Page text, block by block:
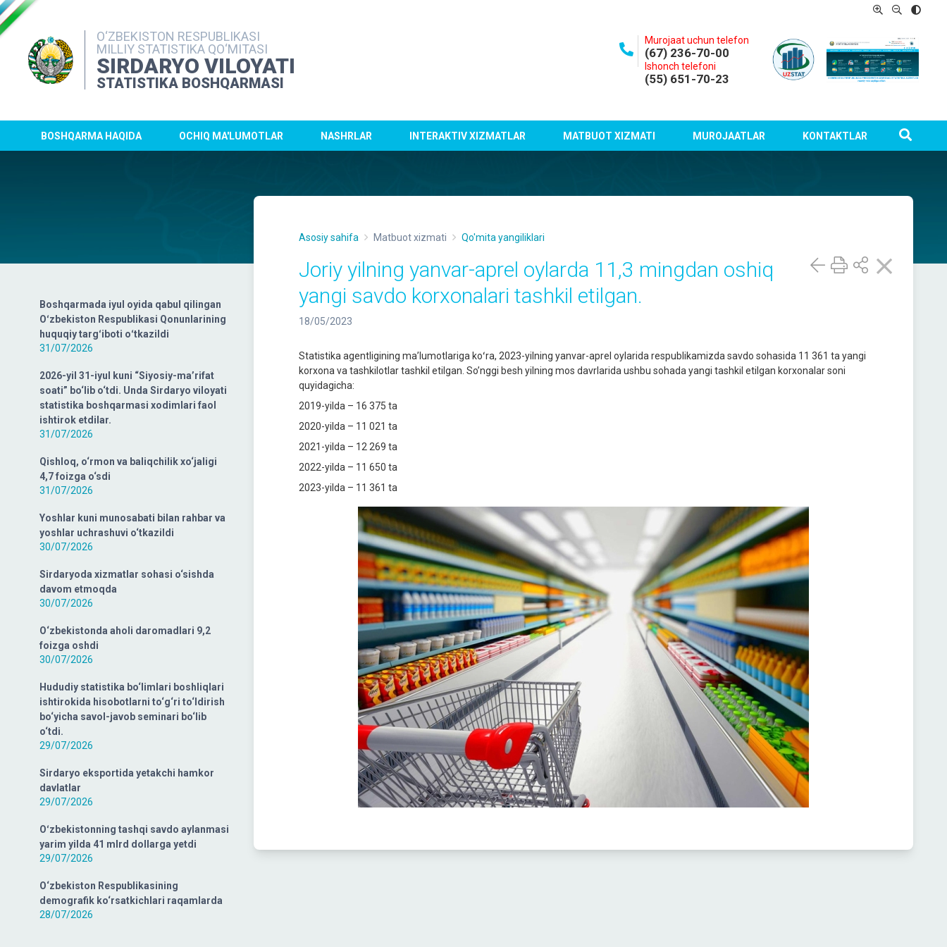
O‘ZBEKISTON RESPUBLIKASI
MILLIY STATISTIKA QO‘MITASI
SIRDARYO VILOYATI
STATISTIKA BOSHQARMASI
Murojaat uchun telefon
(67) 236-70-00
Ishonch telefoni
(55) 651-70-23
BOSHQARMA HAQIDA OCHIQ MA'LUMOTLAR NASHRLAR INTERAKTIV XIZMATLAR MATBUOT XIZMATI MUROJAATLAR KONTAKTLAR
Boshqarmada iyul oyida qabul qilingan
Oʻzbekiston Respublikasi Qonunlarining
huquqiy targʻiboti oʻtkazildi
31/07/2026
2026-yil 31-iyul kuni “Siyosiy-ma’rifat
soati” bo‘lib o‘tdi. Unda Sirdaryo viloyati
statistika boshqarmasi xodimlari faol
ishtirok etdilar.
31/07/2026
Qishloq, o‘rmon va baliqchilik xo‘jaligi
4,7 foizga o‘sdi
31/07/2026
Yoshlar kuni munosabati bilan rahbar va
yoshlar uchrashuvi o‘tkazildi
30/07/2026
Sirdaryoda xizmatlar sohasi o‘sishda
davom etmoqda
30/07/2026
O‘zbekistonda aholi daromadlari 9,2
foizga oshdi
30/07/2026
Hududiy statistika bo‘limlari boshliqlari
ishtirokida hisobotlarni to‘g‘ri to‘ldirish
bo‘yicha savol-javob seminari bo‘lib
o‘tdi.
29/07/2026
Sirdaryo eksportida yetakchi hamkor
davlatlar
29/07/2026
Oʻzbekistonning tashqi savdo aylanmasi
yarim yilda 41 mlrd dollarga yetdi
29/07/2026
O‘zbekiston Respublikasining
demografik ko‘rsatkichlari raqamlarda
28/07/2026
Asosiy sahifa Matbuot xizmati Qo'mita yangiliklari
Joriy yilning yanvar-aprel oylarda 11,3 mingdan oshiq
yangi savdo korxonalari tashkil etilgan.
18/05/2023
Statistika agentligining maʼlumotlariga koʻra, 2023-yilning yanvar-aprel oylarida respublikamizda savdo sohasida 11 361 ta yangi
korxona va tashkilotlar tashkil etilgan. So’nggi besh yilning mos davrlarida ushbu sohada yangi tashkil etilgan korxonalar soni
quyidagicha:
2019-yilda – 16 375 ta
2020-yilda – 11 021 ta
2021-yilda – 12 269 ta
2022-yilda – 11 650 ta
2023-yilda – 11 361 ta